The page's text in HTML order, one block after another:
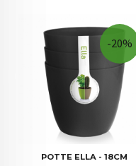
POTTE ELLA - 18CM
-20%